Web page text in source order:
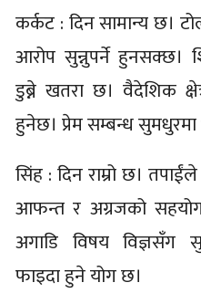
कर्कट : दिन सामान्य छ।
आरोप सुन्नुपर्ने हुनसक्छ।
डुब्ने खतरा छ। वैदेशिक
हुनेछ। प्रेम सम्बन्ध
सिंह : दिन राम्रो छ।
आफन्त र अग्रजको सहयोग
अगाडि विषय विज्ञसँग
फाइदा हुने योग छ।